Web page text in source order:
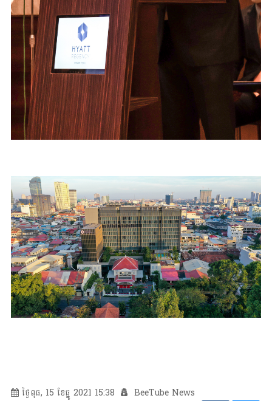
ថ្ងៃពុធ, 15 ខែធ្នូ 2021 15:38 BeeTube News